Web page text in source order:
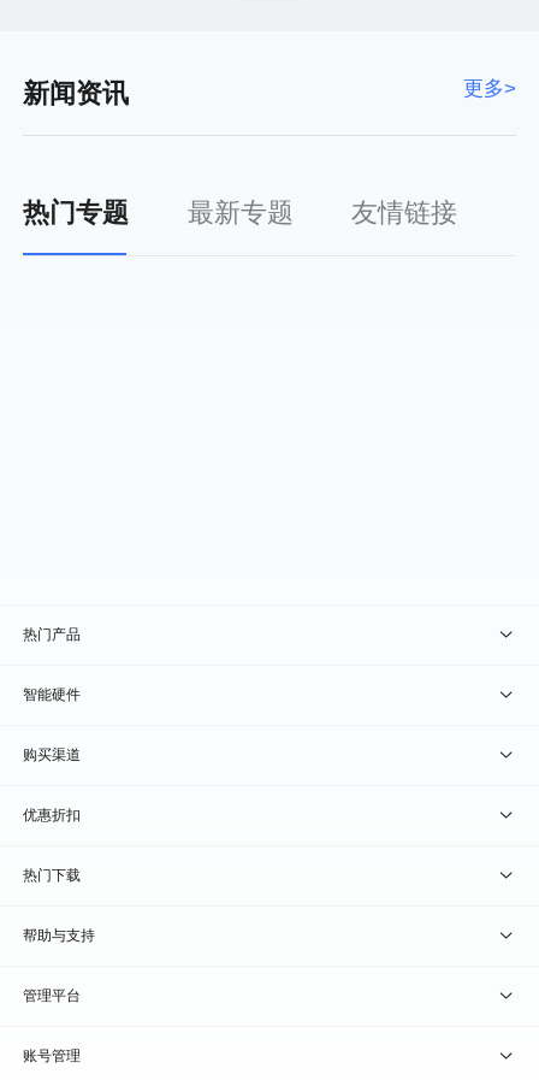
新闻资讯 更多>
热门专题 最新专题 友情链接
热门产品
贝锐向日葵 · 远程控制
贝锐蒲公英 · 异地组网
贝锐花生壳 · 动态域名
贝锐洋葱头 · 协作无间
智能硬件
贝锐向日葵硬件
贝锐蒲公英硬件
贝锐花生壳硬件
购买渠道
天猫旗舰店
京东旗舰店
优惠折扣
兑换码通道
教育公益折扣
热门下载
贝锐向日葵客户端
贝锐蒲公英客户端
贝锐花生壳客户端
帮助与支持
我要建议
我要投诉
管理平台
贝锐向日葵管理
账号管理